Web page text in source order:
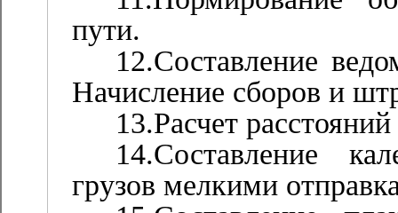
пути.
12.Составление
Начисление сборов и
13.Расчет
14.Составление
грузов мелкими